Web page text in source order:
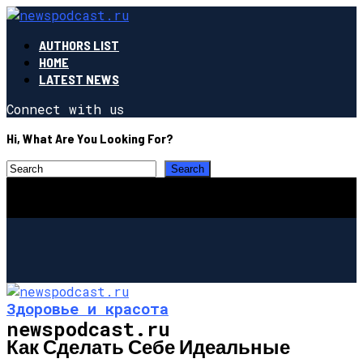
AUTHORS LIST
HOME
LATEST NEWS
Connect with us
Hi, What Are You Looking For?
newspodcast.ru
Здоровье и красота
Как Сделать Себе Идеальные